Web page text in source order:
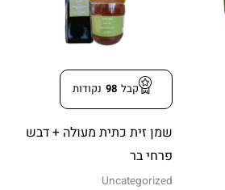
קבל 98 נקודות
שמן זית כתית מעולה + דבש
פרחי בר
Uncategorized